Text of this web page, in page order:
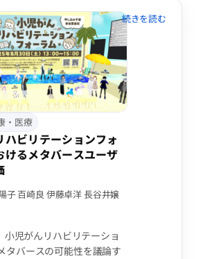
った「身体性・没入感」に
および運動イベントへの参
数といった「社会性・コミ
関わる要因が、メンタルヘ
意に関連していることが示
・医療
ハビリテーションフォ
けるメタバースユーザ
子百崎良 伊藤卓洋長谷井嬢
小児がんリハビリテーショ
タバースの可能性を議論す